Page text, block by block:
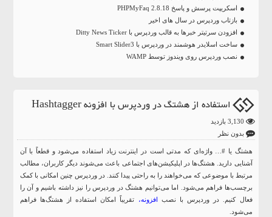
اسکریپت پرسش و پاسخ PHPMyFaq 2.8.18
بازتاب وردپرس در سال های اخیر
افزودن سرتیتر خبرها به قالب وردپرس با Ditty News Ticker
ساخت اسلایدر هوشمند در وردپرس با Smart Slider3
نصب وردپرس روی ویندوز توسط WAMP
استفاده از هشتگ در وردپرس با افزونه Hashtagger
بدون نظر
هشتگ یا #… واژه‌ای که مدتی است در اینترنت زیاد استفاده می‌شود و قطعاً با آن
آشنایی دارید. هشتگ‌ها در اپلیکیشن‌های اجتماعی باعث می‌شوند دیگر کاربران، مطالب
مرتبط با موضوعی که ‌‌می‌خواهند را به راحتی پیدا کنند. در وردپرس چنین امکانی با کمک
برچسب‌ها فراهم می‌شود. اما می‌توانیم هشتگ در وردپرس را نیز داشته باشیم و آن را
فعال کنیم. در وردپرس با نصب افزونه‏،
تقریباً امکان استفاده از هشتگ‌‏ها فراهم
می‌شود.